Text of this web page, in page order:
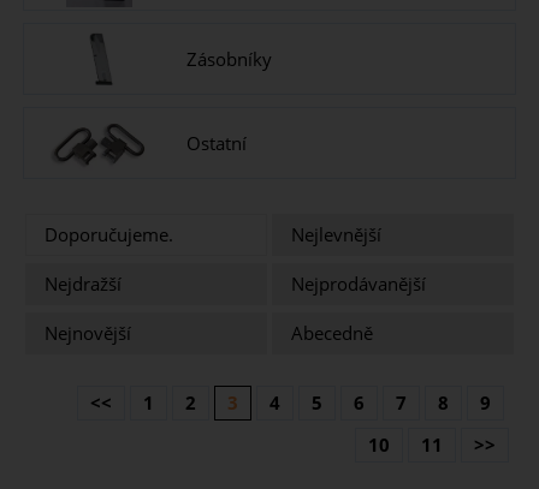
Zásobníky
Ostatní
Doporučujeme.
Nejlevnější
Nejdražší
Nejprodávanější
Nejnovější
Abecedně
<< 1 2 3 4 5 6 7 8
9
10
11 >>